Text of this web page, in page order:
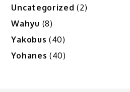
Uncategorized (2)
Wahyu (8)
Yakobus (40)
Yohanes (40)